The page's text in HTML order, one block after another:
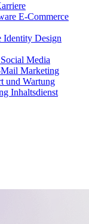
E-Commerce
Identity Design
Social Media
Marketing
und Wartung
Inhaltsdienst